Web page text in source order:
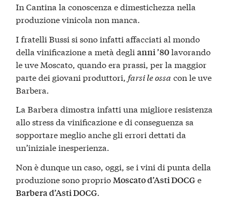
In Cantina la conoscenza e dimestichezza nella
produzione vinicola non manca.
I fratelli Bussi si sono infatti affacciati al mondo
della vinificazione a metà deglianni ’80lavorando
le uve Moscato, quando era prassi, per la maggior
parte dei giovani produttori, farsi le ossa con le uve
Barbera.
La Barbera dimostra infatti una migliore resistenza
allo stress da vinificazione e di conseguenza sa
sopportare meglio anche gli errori dettati da
un’iniziale inesperienza.
Non è dunque un caso, oggi, se i vini di punta della
produzione sono proprioMoscato d’Asti DOCGe
Barbera d’Asti DOCG.